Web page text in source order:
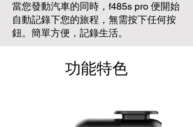
當您發動汽車的同時，f485s pro 便開始
自動記錄下您的旅程，無需按下任何按
鈕。簡單方便，記錄生活。
功能特色